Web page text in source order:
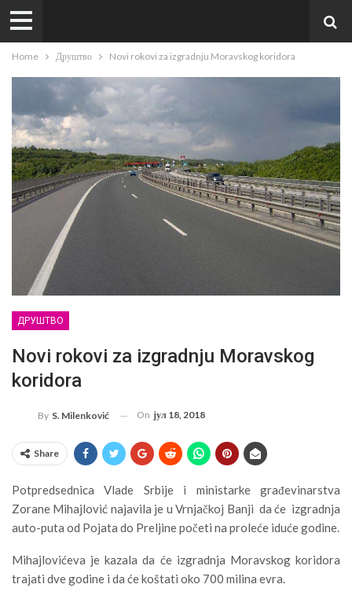
Home Друштво Novi rokovi za izgradnju Moravskog koridora
ДРУШТВО
Novi rokovi za izgradnju Moravskog
koridora
By S. Milenković On јул 18, 2018
Share
Potpredsednica Vlade Srbije i ministarke građevinarstva
Zorane Mihajlović najavila je u Vrnjačkoj Banji da će izgradnja
auto-puta od Pojata do Preljine početi na proleće iduće godine.
Mihajlovićeva je kazala da će izgradnja Moravskog koridora
trajati dve godine i da će koštati oko 700 milina evra.